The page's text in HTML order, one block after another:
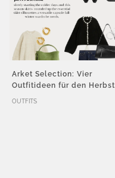
Arket Selection: Vier
Outfitideen für den Herbst
OUTFITS